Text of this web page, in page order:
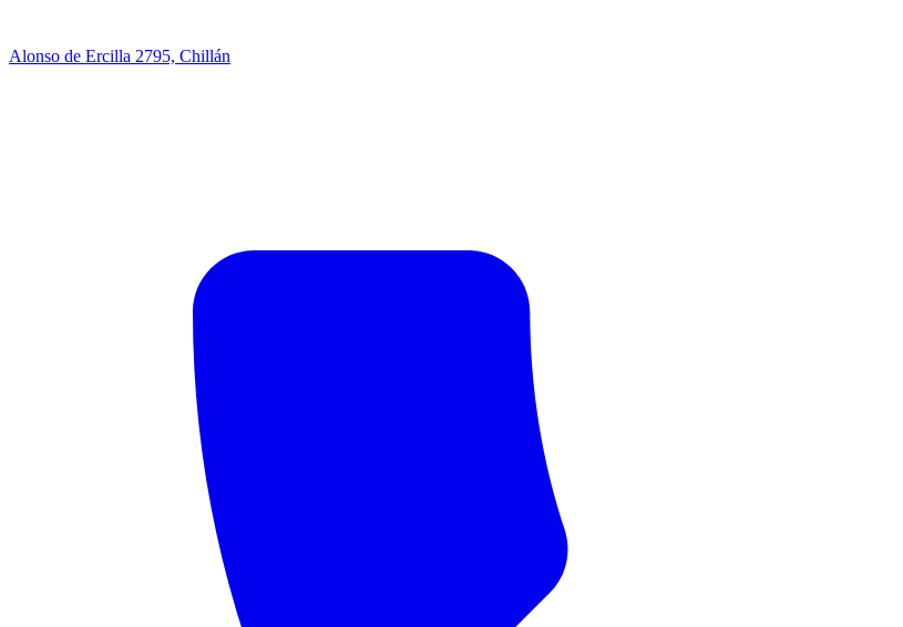
Alonso de Ercilla 2795, Chillán